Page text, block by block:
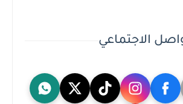
الاجتماعي